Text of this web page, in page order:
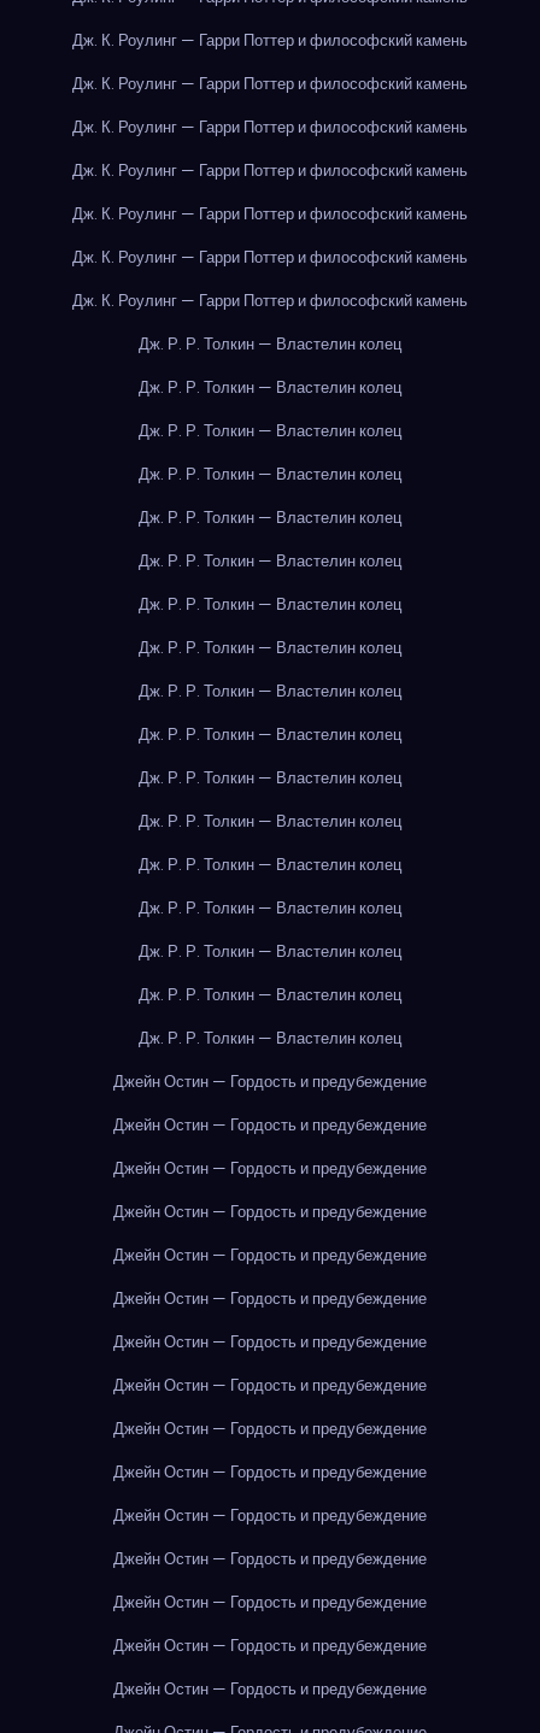
Дж. К. Роулинг — Гарри Поттер и философский камень
Дж. К. Роулинг — Гарри Поттер и философский камень
Дж. К. Роулинг — Гарри Поттер и философский камень
Дж. К. Роулинг — Гарри Поттер и философский камень
Дж. К. Роулинг — Гарри Поттер и философский камень
Дж. К. Роулинг — Гарри Поттер и философский камень
Дж. К. Роулинг — Гарри Поттер и философский камень
Дж. Р. Р. Толкин — Властелин колец
Дж. Р. Р. Толкин — Властелин колец
Дж. Р. Р. Толкин — Властелин колец
Дж. Р. Р. Толкин — Властелин колец
Дж. Р. Р. Толкин — Властелин колец
Дж. Р. Р. Толкин — Властелин колец
Дж. Р. Р. Толкин — Властелин колец
Дж. Р. Р. Толкин — Властелин колец
Дж. Р. Р. Толкин — Властелин колец
Дж. Р. Р. Толкин — Властелин колец
Дж. Р. Р. Толкин — Властелин колец
Дж. Р. Р. Толкин — Властелин колец
Дж. Р. Р. Толкин — Властелин колец
Дж. Р. Р. Толкин — Властелин колец
Дж. Р. Р. Толкин — Властелин колец
Дж. Р. Р. Толкин — Властелин колец
Дж. Р. Р. Толкин — Властелин колец
Джейн Остин — Гордость и предубеждение
Джейн Остин — Гордость и предубеждение
Джейн Остин — Гордость и предубеждение
Джейн Остин — Гордость и предубеждение
Джейн Остин — Гордость и предубеждение
Джейн Остин — Гордость и предубеждение
Джейн Остин — Гордость и предубеждение
Джейн Остин — Гордость и предубеждение
Джейн Остин — Гордость и предубеждение
Джейн Остин — Гордость и предубеждение
Джейн Остин — Гордость и предубеждение
Джейн Остин — Гордость и предубеждение
Джейн Остин — Гордость и предубеждение
Джейн Остин — Гордость и предубеждение
Джейн Остин — Гордость и предубеждение